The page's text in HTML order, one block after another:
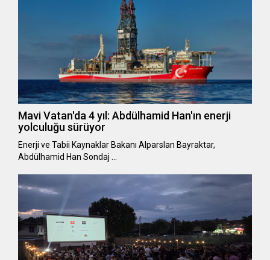
Mavi Vatan'da 4 yıl: Abdülhamid Han'ın enerji
yolculuğu sürüyor
Enerji ve Tabii Kaynaklar Bakanı Alparslan Bayraktar,
Abdülhamid Han Sondaj …